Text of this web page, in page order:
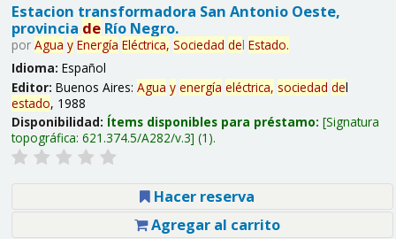
Estacion transformadora San Antonio Oeste,
provincia deRío Negro.
por Agua y Energía Eléctrica, Sociedad del Estado.
Idioma: Español
Editor: Buenos Aires: Agua y energía eléctrica, sociedad del
estado, 1988
Disponibilidad: Ítems disponibles para préstamo: Signatura
topográfica: 621.374.5/A282/v.3 (1).
Hacer reserva
Agregar al carrito